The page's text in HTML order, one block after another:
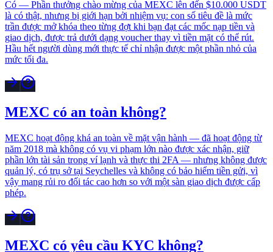
Có — Phần thưởng chào mừng của MEXC lên đến $10.000 USDT
là có thật, nhưng bị giới hạn bởi nhiệm vụ: con số tiêu đề là mức
trần được mở khóa theo từng đợt khi bạn đạt các mốc nạp tiền và
giao dịch, được trả dưới dạng voucher thay vì tiền mặt có thể rút.
Hầu hết người dùng mới thực tế chỉ nhận được một phần nhỏ của
mức tối đa.
MEXC có an toàn không?
MEXC hoạt động khá an toàn về mặt vận hành — đã hoạt động từ
năm 2018 mà không có vụ vi phạm lớn nào được xác nhận, giữ
phần lớn tài sản trong ví lạnh và thực thi 2FA — nhưng không được
quản lý, có trụ sở tại Seychelles và không có bảo hiểm tiền gửi, vì
vậy mang rủi ro đối tác cao hơn so với một sàn giao dịch được cấp
phép.
MEXC có yêu cầu KYC không?